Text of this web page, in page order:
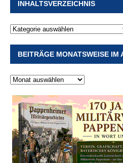
INHALTSVERZEICHNIS
BEITRÄGE MONATSWEISE IM